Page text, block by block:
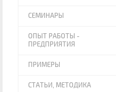
СЕМИНАРЫ
ОПЫТ РАБОТЫ -
ПРЕДПРИЯТИЯ
ПРИМЕРЫ
СТАТЬИ, МЕТОДИКА